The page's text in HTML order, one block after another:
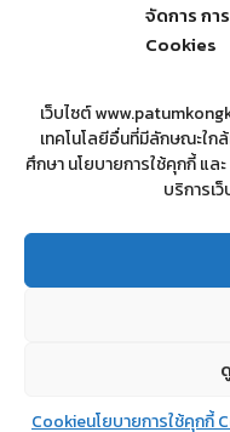
จัดการ ก
Cookies
เว็บไซต์
เทคโนโลยีอื่นที่มีลักษณะใก
ศึกษา นโยบายการใช้คุกกี้ แล
บริการเ
Cookieนโยบายการใช้คุกกี้
© 2026